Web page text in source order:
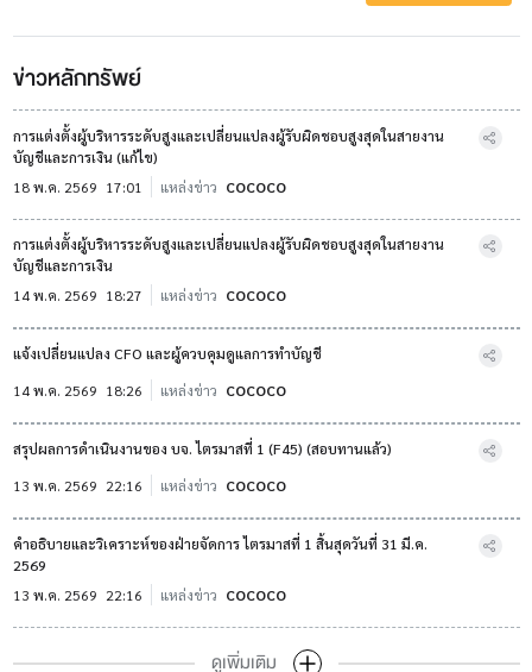
ข่าวหลักทรัพย์
การแต่งตั้งผู้บริหารระดับสูงและเปลี่ยนแปลงผู้รับผิดชอบสูงสุดในสายงาน
บัญชีและการเงิน (แก้ไข)
18 พ.ค. 2569 17:01 แหล่งข่าว COCOCO
การแต่งตั้งผู้บริหารระดับสูงและเปลี่ยนแปลงผู้รับผิดชอบสูงสุดในสายงาน
บัญชีและการเงิน
14 พ.ค. 2569 18:27 แหล่งข่าว COCOCO
แจ้งเปลี่ยนแปลง CFO และผู้ควบคุมดูแลการทำบัญชี
14 พ.ค. 2569 18:26 แหล่งข่าว COCOCO
สรุปผลการดำเนินงานของ บจ. ไตรมาสที่ 1 (F45) (สอบทานแล้ว)
13 พ.ค. 2569 22:16 แหล่งข่าว COCOCO
คำอธิบายและวิเคราะห์ของฝ่ายจัดการ ไตรมาสที่ 1 สิ้นสุดวันที่ 31 มี.ค.
2569
13 พ.ค. 2569 22:16 แหล่งข่าว COCOCO
ดูเพิ่มเติม